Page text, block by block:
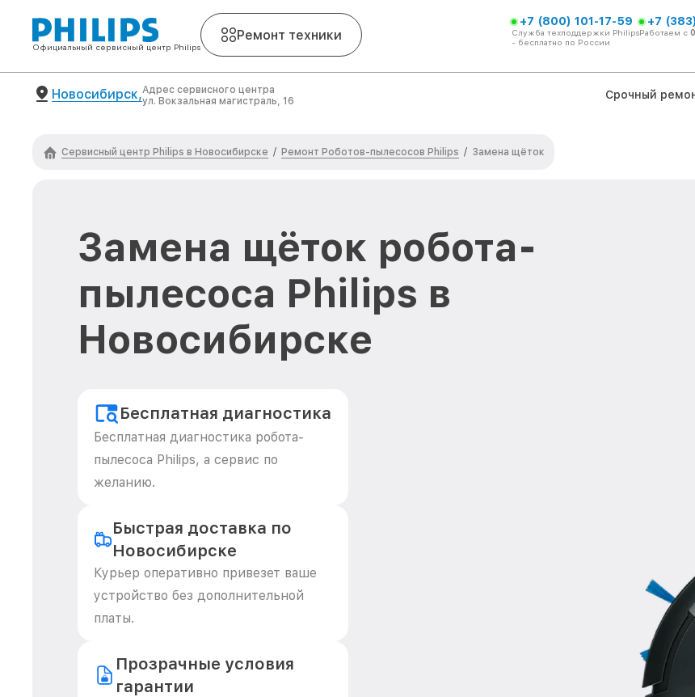
Официальный сервисный центр Philips
Ремонт техники
+7 (800) 101-17-59
Служба техподдержки Philips
- бесплатно по России
+7
Работаем с
Новосибирск,Адрес сервисного центра
ул. Вокзальная магистраль, 16
Срочный
Сервисный центр Philips в Новосибирске / Ремонт Роботов-пылесосов Philips / Замена щёток
Замена щёток робота-
пылесоса Philips в
Новосибирске
Бесплатная диагностика
Бесплатная диагностика робота-
пылесоса Philips, а сервис по
желанию.
Быстрая доставка по
Новосибирске
Курьер оперативно привезет ваше
устройство без дополнительной
платы.
Прозрачные условия
гарантии